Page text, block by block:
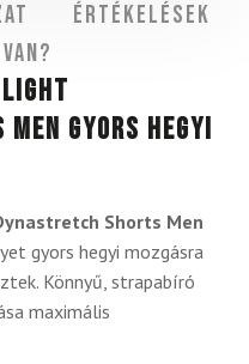
Értékelések
Light
gyors hegyi
Shorts Men
gyors hegyi mozgásra
Könnyű, strapabíró
maximális